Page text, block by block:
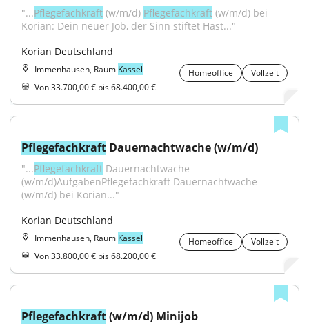
"...Pflegefachkraft (w/m/d) Pflegefachkraft (w/m/d) bei
Korian: Dein neuer Job, der Sinn stiftet Hast..."
Korian Deutschland
Immenhausen, Raum Kassel Homeoffice
Vollzeit
Von 33.700,00 € bis 68.400,00 €
Pflegefachkraft Dauernachtwache (w/m/d)
"...Pflegefachkraft Dauernachtwache
(w/m/d)AufgabenPflegefachkraft Dauernachtwache
(w/m/d) bei Korian..."
Korian Deutschland
Immenhausen, Raum Kassel Homeoffice
Vollzeit
Von 33.800,00 € bis 68.200,00 €
Pflegefachkraft (w/m/d) Minijob